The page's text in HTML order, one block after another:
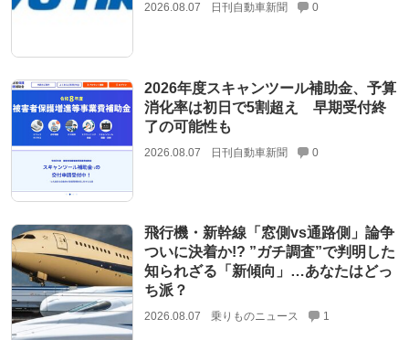
2026.08.07 日刊自動車新聞 0
2026年度スキャンツール補助金、予算
消化率は初日で5割超え 早期受付終
了の可能性も
2026.08.07 日刊自動車新聞 0
飛行機・新幹線「窓側vs通路側」論争
ついに決着か!? ”ガチ調査”で判明した
知られざる「新傾向」…あなたはどっ
ち派？
2026.08.07 乗りものニュース 1